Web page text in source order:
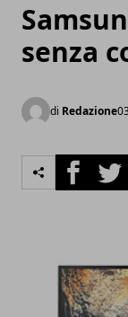
senza
di Redazione
Facebook